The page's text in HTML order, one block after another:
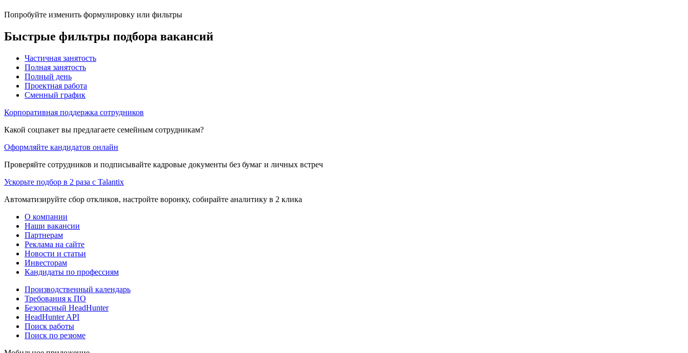
Попробуйте изменить формулировку или фильтры
Быстрые фильтры подбора вакансий
Частичная занятость
Полная занятость
Полный день
Проектная работа
Сменный график
Корпоративная поддержка сотрудников
Какой соцпакет вы предлагаете семейным сотрудникам?
Оформляйте кандидатов онлайн
Проверяйте сотрудников и подписывайте кадровые документы без бумаг и личных встреч
Ускорьте подбор в 2 раза с Talantix
Автоматизируйте сбор откликов, настройте воронку, собирайте аналитику в 2 клика
О компании
Наши вакансии
Партнерам
Реклама на сайте
Новости и статьи
Инвесторам
Кандидаты по профессиям
Производственный календарь
Требования к ПО
Безопасный HeadHunter
HeadHunter API
Поиск работы
Поиск по резюме